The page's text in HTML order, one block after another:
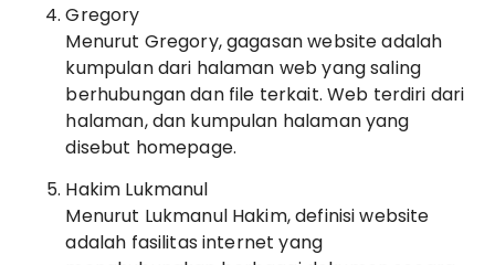
Gregory
Menurut Gregory, gagasan website adalah
kumpulan dari halaman web yang saling
berhubungan dan file terkait. Web terdiri dari
halaman, dan kumpulan halaman yang
disebut homepage.
Hakim Lukmanul
Menurut Lukmanul Hakim, definisi website
adalah fasilitas internet yang